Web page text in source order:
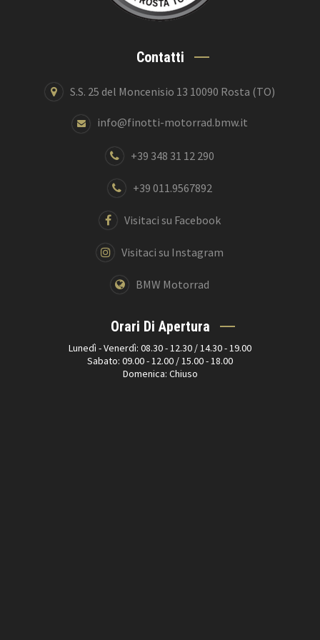
Contatti
S.S. 25 del Moncenisio 13 10090 Rosta (TO)
info@finotti-motorrad.bmw.it
+39 348 31 12 290
+39 011.9567892
Visitaci su Facebook
Visitaci su Instagram
BMW Motorrad
Orari Di Apertura
Lunedì - Venerdì: 08.30 - 12.30 / 14.30 - 19.00
Sabato: 09.00 - 12.00 / 15.00 - 18.00
Domenica: Chiuso